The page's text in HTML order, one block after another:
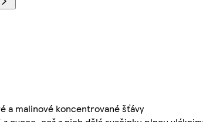
a malinové koncentrované šťávy